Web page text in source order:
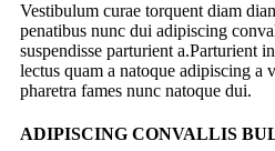
Vestibulum curae torquent diam
penatibus nunc dui adipiscing
suspendisse parturient a.Parturient
lectus quam a natoque adipiscing a
pharetra fames nunc natoque dui.
ADIPISCING CONVALLIS